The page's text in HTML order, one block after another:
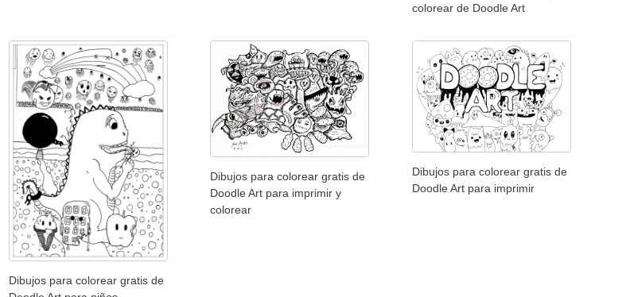
colorear de Doodle Art
Dibujos para colorear gratis de
Dibujos para colorear gratis de
Doodle Art para imprimir y
colorear
Dibujos para colorear gratis de
Doodle Art para imprimir